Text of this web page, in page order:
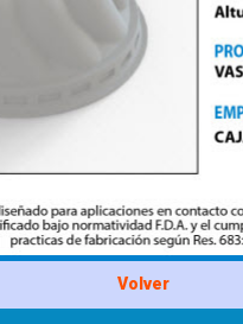
Volver